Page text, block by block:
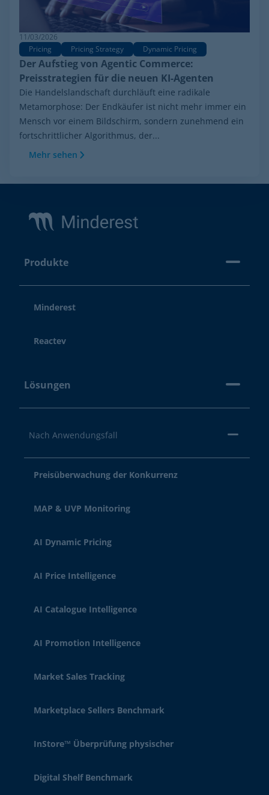
11/03/2026
Pricing
Pricing Strategy Dynamic Pricing
Der Aufstieg von Agentic Commerce:
Preisstrategien für die neuen KI-Agenten
Die Handelslandschaft durchläuft eine radikale
Metamorphose: Der Endkäufer ist nicht mehr immer ein
Mensch vor einem Bildschirm, sondern zunehmend ein
fortschrittlicher Algorithmus, der...
Mehr sehen
Produkte
Minderest
Reactev
Lösungen
Nach Anwendungsfall
Preisüberwachung der Konkurrenz
MAP & UVP Monitoring
AI Dynamic Pricing
AI Price Intelligence
AI Catalogue Intelligence
AI Promotion Intelligence
Market Sales Tracking
Marketplace Sellers Benchmark
InStore™ Überprüfung physischer
Digital Shelf Benchmark